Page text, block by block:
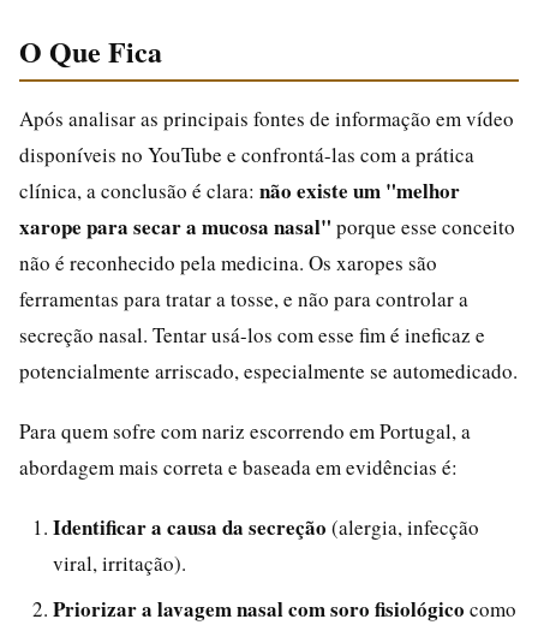
O Que Fica
Após analisar as principais fontes de informação em vídeo
disponíveis no YouTube e confrontá-las com a prática
clínica, a conclusão é clara: não existe um "melhor
xarope para secar a mucosa nasal" porque esse conceito
não é reconhecido pela medicina. Os xaropes são
ferramentas para tratar a tosse, e não para controlar a
secreção nasal. Tentar usá-los com esse fim é ineficaz e
potencialmente arriscado, especialmente se automedicado.
Para quem sofre com nariz escorrendo em Portugal, a
abordagem mais correta e baseada em evidências é:
Identificar a causa da secreção (alergia, infecção
viral, irritação).
Priorizar a lavagem nasal com soro fisiológico como